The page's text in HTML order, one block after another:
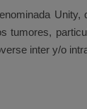
inter y/o